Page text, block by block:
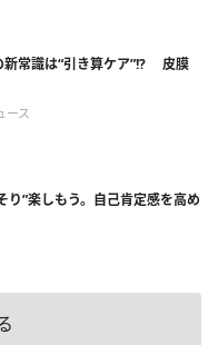
新常識は“引き算ケア”!? 皮膜
ース
り”楽しもう。自己肯定感を高め